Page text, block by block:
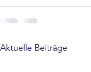
Aktuelle Beiträge